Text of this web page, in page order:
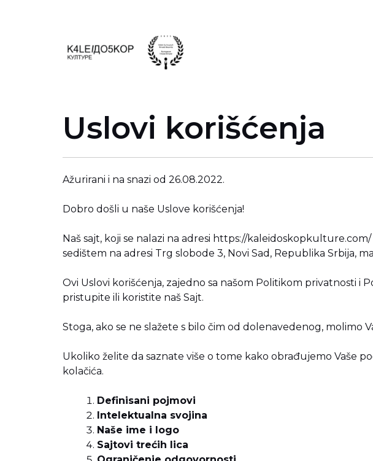
Uslovi korišćenja
Ažurirani i na snazi od 26.08.2022.
Dobro došli u naše Uslove korišćenja!
Naš sajt, koji se nalazi na adresi https://kaleidoskopkulture.com/
sedištem na adresi Trg slobode 3, Novi Sad, Republika Srbija,
Ovi Uslovi korišćenja, zajedno sa našom Politikom privatnosti i
pristupite ili koristite naš Sajt.
Stoga, ako se ne slažete s bilo čim od dolenavedenog, molimo
Ukoliko želite da saznate više o tome kako obrađujemo Vaše
kolačića.
Definisani pojmovi
Intelektualna svojina
Naše ime i logo
Sajtovi trećih lica